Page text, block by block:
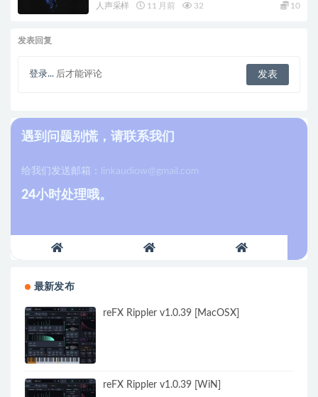
人声采样 11 月前 32 10
发表回复
登录... 后才能评论
遇到问题别慌，请联系我们
给我们发送邮箱： linkaudiow@gmail.com
24小时处理哦。
最新发布
reFX Rippler v1.0.39 [MacOSX]
reFX Rippler v1.0.39 [WiN]